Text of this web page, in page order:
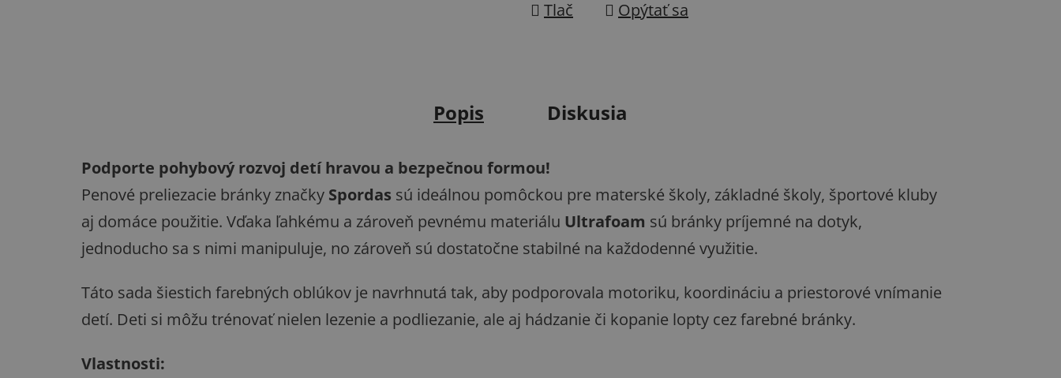
Tlač Opýtať sa
Popis Diskusia
Podporte pohybový rozvoj detí hravou a bezpečnou formou!
Penové preliezacie bránky značky Spordas sú ideálnou pomôckou pre materské školy, základné školy, športové kluby
aj domáce použitie. Vďaka ľahkému a zároveň pevnému materiálu Ultrafoam sú bránky príjemné na dotyk,
jednoducho sa s nimi manipuluje, no zároveň sú dostatočne stabilné na každodenné využitie.
Táto sada šiestich farebných oblúkov je navrhnutá tak, aby podporovala motoriku, koordináciu a priestorové vnímanie
detí. Deti si môžu trénovať nielen lezenie a podliezanie, ale aj hádzanie či kopanie lopty cez farebné bránky.
Vlastnosti: